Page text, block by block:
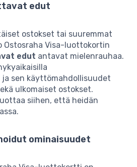
edut
ostokset tai suuremmat
Ostosraha Visa-luottokortin
edut antavat mielenrauhaa.
sen käyttömahdollisuudet
ulkomaiset ostokset.
siihen, että heidän
ominaisuudet